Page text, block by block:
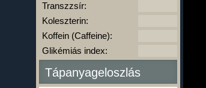
Transzzsír:
Koleszterin:
Koffein (Caffeine):
Glikémiás index:
Tápanyageloszlás